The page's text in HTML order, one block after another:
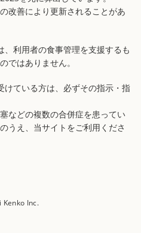
改善により更新されることがあ
利用者の食事管理を支援するも
ではありません。
ている方は、必ずその指示・指
などの複数の合併症を患ってい
うえ、当サイトをご利用くださ
Inc.